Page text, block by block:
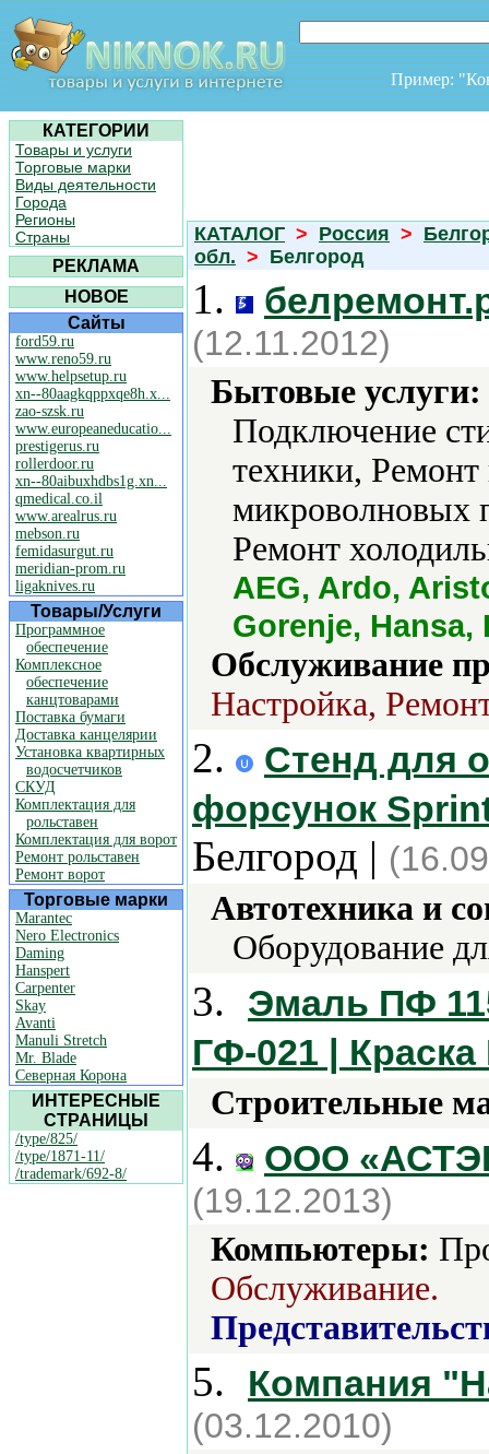
Пример:
КАТЕГОРИИ
Товары и услуги
Торговые марки
Виды деятельности
Города
Регионы
Страны
РЕКЛАМА
НОВОЕ
Сайты
ford59.ru
www.reno59.ru
www.helpsetup.ru
xn--80aagkqppxqe8h.x...
zao-szsk.ru
www.europeaneducatio...
prestigerus.ru
rollerdoor.ru
xn--80aibuxhdbs1g.xn...
qmedical.co.il
www.arealrus.ru
mebson.ru
femidasurgut.ru
meridian-prom.ru
ligaknives.ru
Товары/Услуги
Программное
обеспечение
Комплексное
обеспечение
канцтоварами
Поставка бумаги
Доставка канцелярии
Установка квартирных
водосчетчиков
СКУД
Комплектация для
рольставен
Комплектация для ворот
Ремонт рольставен
Ремонт ворот
Торговые марки
Marantec
Nero Electronics
Daming
Hanspert
Carpenter
Skay
Avanti
Manuli Stretch
Mr. Blade
Северная Корона
ИНТЕРЕСНЫЕ
СТРАНИЦЫ
/type/825/
/type/1871-11/
/trademark/692-8/
КАТАЛОГ > Россия >
обл. > Белгород
1.
(12.11.2012)
Бытовые услуги:
Подключение
техники,
микроволновых
Ремонт
AEG, Ardo,
Gorenje, Hansa,
Обслуживание
Настройка,
2.
Стенд для
форсунок
Белгород |
Автотехника и
Оборудование
3.
Эмаль ПФ
ГФ-021 |
Строительные
4. ООО
(19.12.2013)
Компьютеры:
Обслуживание.
5. Компания
(03.12.2010)